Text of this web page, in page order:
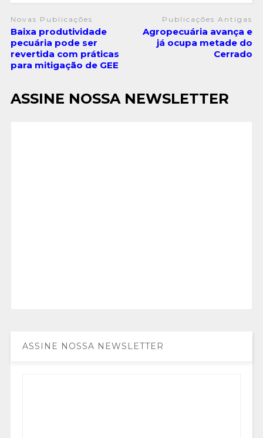
Novas Publicações
Baixa produtividade
pecuária pode ser
revertida com práticas
para mitigação de GEE
Publicações Antigas
Agropecuária avança e
já ocupa metade do
Cerrado
ASSINE NOSSA NEWSLETTER
ASSINE NOSSA NEWSLETTER